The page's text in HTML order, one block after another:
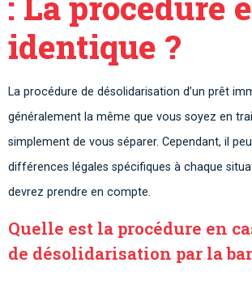
identique ?
La procédure de désolidarisation d’un prêt
généralement la même que vous soyez en
simplement de vous séparer. Cependant, il
différences légales spécifiques à chaque
devrez prendre en compte.
Quelle est la procédure en
de désolidarisation par la